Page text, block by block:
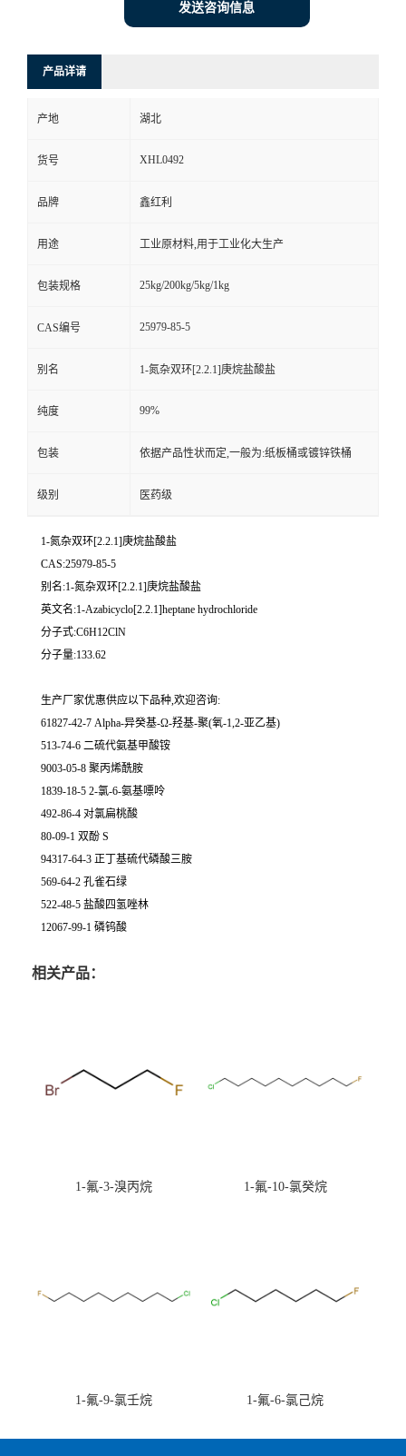
发送咨询信息
产品详请
产地 湖北
货号 XHL0492
品牌 鑫红利
用途 工业原材料,用于工业化大生产
包装规格 25kg/200kg/5kg/1kg
CAS编号 25979-85-5
别名 1-氮杂双环[2.2.1]庚烷盐酸盐
纯度 99%
包装 依据产品性状而定,一般为:纸板桶或镀锌铁桶
级别 医药级
1-氮杂双环[2.2.1]庚烷盐酸盐
CAS:25979-85-5
别名:1-氮杂双环[2.2.1]庚烷盐酸盐
英文名:1-Azabicyclo[2.2.1]heptane hydrochloride
分子式:C6H12ClN
分子量:133.62
生产厂家优惠供应以下品种,欢迎咨询:
61827-42-7 Alpha-异癸基-Ω-羟基-聚(氧-1,2-亚乙基)
513-74-6 二硫代氨基甲酸铵
9003-05-8 聚丙烯酰胺
1839-18-5 2-氯-6-氨基嘌呤
492-86-4 对氯扁桃酸
80-09-1 双酚 S
94317-64-3 正丁基硫代磷酸三胺
569-64-2 孔雀石绿
522-48-5 盐酸四氢唑林
12067-99-1 磷钨酸
相关产品：
1-氟-3-溴丙烷 1-氟-10-氯癸烷
1-氟-9-氯壬烷 1-氟-6-氯己烷